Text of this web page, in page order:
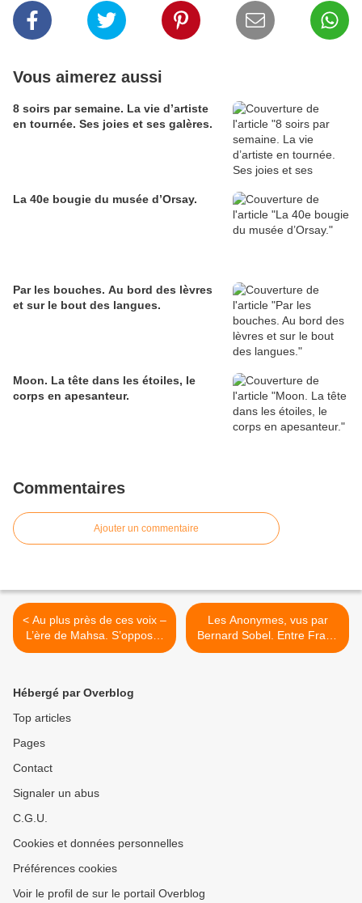
Vous aimerez aussi
8 soirs par semaine. La vie d’artiste
en tournée. Ses joies et ses galères.
La 40e bougie du musée d’Orsay.
Par les bouches. Au bord des lèvres
et sur le bout des langues.
Moon. La tête dans les étoiles, le
corps en apesanteur.
Commentaires
Ajouter un commentaire
< Au plus près de ces voix –
L’ère de Mahsa. S’opposer
en Iran depuis la fondation
Les Anonymes, vus par
Bernard Sobel. Entre Franz
Kafka et Hermann Broch,
Hébergé par Overblog
Top articles
Pages
Contact
Signaler un abus
C.G.U.
Cookies et données personnelles
Préférences cookies
Voir le profil de sur le portail Overblog